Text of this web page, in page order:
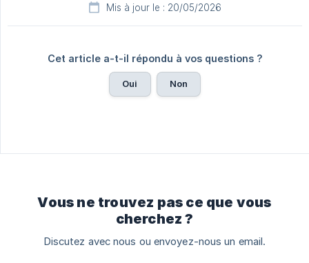
Mis à jour le : 20/05/2026
Cet article a-t-il répondu à vos questions ?
Oui Non
Vous ne trouvez pas ce que vous
cherchez ?
Discutez avec nous ou envoyez-nous un email.